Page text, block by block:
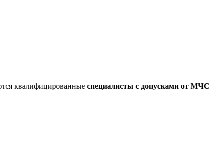
квалифицированные специалисты с допусками от МЧС